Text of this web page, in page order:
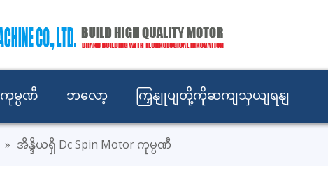
ကုမ္ပဏီ ဘလော့ ကြှနျုပျတို့ကိုဆကျသှယျရနျ
» အိန္ဒိယရှိ Dc Spin Motor ကုမ္ပဏီ